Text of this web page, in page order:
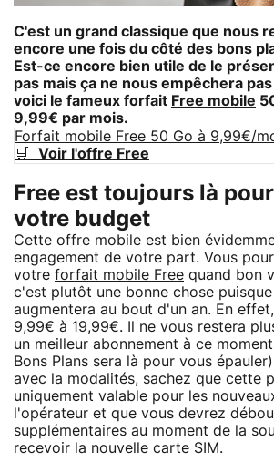
C'est un grand classique que nous
encore une fois du côté des bons
Est-ce encore bien utile de le
pas mais ça ne nous empêchera
voici le fameux forfait Free mobile
9,99€ par mois.
Forfait mobile Free 50 Go à 9,99€/
🛒 Voir l'offre Free
Free est toujours là
votre budget
Cette offre mobile est bien
engagement de votre part. Vous
votre forfait mobile Free quand bon
c'est plutôt une bonne chose puisque
augmentera au bout d'un an. En
9,99€ à 19,99€. Il ne vous restera
un meilleur abonnement à ce
Bons Plans sera là pour vous
avec la modalités, sachez que cette
uniquement valable pour les
l'opérateur et que vous devrez
supplémentaires au moment de la
recevoir la nouvelle carte SIM.